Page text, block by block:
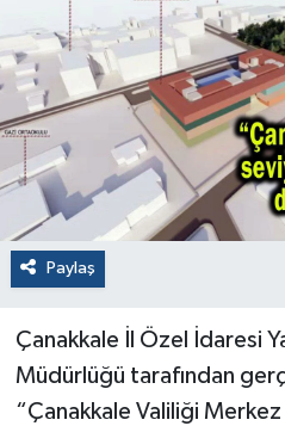
Paylaş
Çanakkale İl Özel İdaresi
Müdürlüğü tarafından
“Çanakkale Valiliği